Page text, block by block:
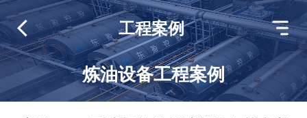
炼油设备工程案例
工程案例